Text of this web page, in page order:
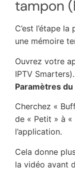
tampon
C’est l’étape
une mémoire
Ouvrez votre
IPTV
Paramètres
Cherchez «
de « Petit » à «
l’application.
Cela donne
la vidéo avant